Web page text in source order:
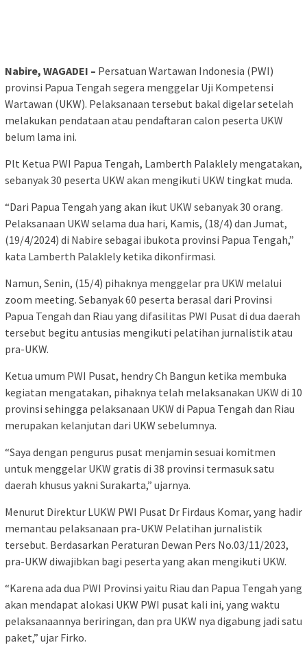
Nabire, WAGADEI – Persatuan Wartawan Indonesia (PWI)
provinsi Papua Tengah segera menggelar Uji Kompetensi
Wartawan (UKW). Pelaksanaan tersebut bakal digelar setelah
melakukan pendataan atau pendaftaran calon peserta UKW
belum lama ini.
Plt Ketua PWI Papua Tengah, Lamberth Palaklely mengatakan,
sebanyak 30 peserta UKW akan mengikuti UKW tingkat muda.
“Dari Papua Tengah yang akan ikut UKW sebanyak 30 orang.
Pelaksanaan UKW selama dua hari, Kamis, (18/4) dan Jumat,
(19/4/2024) di Nabire sebagai ibukota provinsi Papua Tengah,”
kata Lamberth Palaklely ketika dikonfirmasi.
Namun, Senin, (15/4) pihaknya menggelar pra UKW melalui
zoom meeting. Sebanyak 60 peserta berasal dari Provinsi
Papua Tengah dan Riau yang difasilitas PWI Pusat di dua daerah
tersebut begitu antusias mengikuti pelatihan jurnalistik atau
pra-UKW.
Ketua umum PWI Pusat, hendry Ch Bangun ketika membuka
kegiatan mengatakan, pihaknya telah melaksanakan UKW di 10
provinsi sehingga pelaksanaan UKW di Papua Tengah dan Riau
merupakan kelanjutan dari UKW sebelumnya.
“Saya dengan pengurus pusat menjamin sesuai komitmen
untuk menggelar UKW gratis di 38 provinsi termasuk satu
daerah khusus yakni Surakarta,” ujarnya.
Menurut Direktur LUKW PWI Pusat Dr Firdaus Komar, yang hadir
memantau pelaksanaan pra-UKW Pelatihan jurnalistik
tersebut. Berdasarkan Peraturan Dewan Pers No.03/11/2023,
pra-UKW diwajibkan bagi peserta yang akan mengikuti UKW.
“Karena ada dua PWI Provinsi yaitu Riau dan Papua Tengah yang
akan mendapat alokasi UKW PWI pusat kali ini, yang waktu
pelaksanaannya beriringan, dan pra UKW nya digabung jadi satu
paket,” ujar Firko.